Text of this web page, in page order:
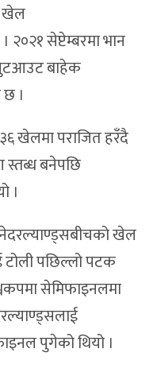
खेल
सेप्टेम्बरमा भान
बाहेक
।
३६ खेलमा पराजित हरँदै
स्तब्ध बनेपछि
।
नेदरल्याण्ड्सबीचको खेल
टोली पछिल्लो पटक
सेमिफाइनलमा
पुगेको थियो ।